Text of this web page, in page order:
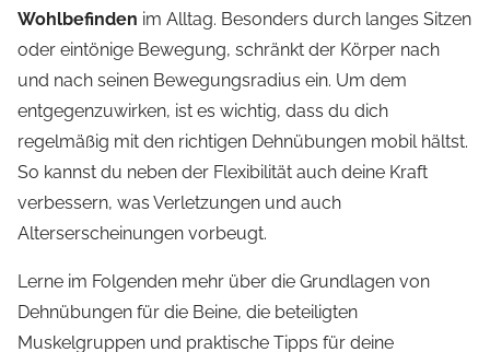
Wohlbefinden im Alltag. Besonders durch langes Sitzen
oder eintönige Bewegung, schränkt der Körper nach
und nach seinen Bewegungsradius ein. Um dem
entgegenzuwirken, ist es wichtig, dass du dich
regelmäßig mit den richtigen Dehnübungen mobil hältst.
So kannst du neben der Flexibilität auch deine Kraft
verbessern, was Verletzungen und auch
Alterserscheinungen vorbeugt.
Lerne im Folgenden mehr über die Grundlagen von
Dehnübungen für die Beine, die beteiligten
Muskelgruppen und praktische Tipps für deine